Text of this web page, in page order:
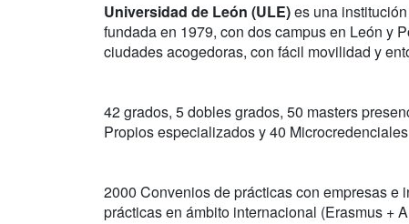
Universidad de León (ULE)es una
fundada en 1979, con dos campus en León y
ciudades acogedoras, con fácil movilidad y
42 grados, 5 dobles grados, 50 masters
Propios especializados y 40 Microcredenciales
2000 Convenios de prácticas con empresas e
prácticas en ámbito internacional (Erasmus +